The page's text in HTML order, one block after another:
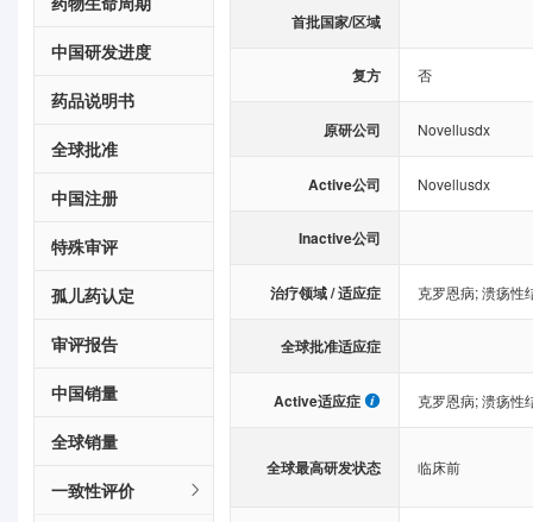
中国研发进度
药品说明书
全球批准
中国注册
特殊审评
孤儿药认定
审评报告
中国销量
全球销量
一致性评价
首批国家/区域
复方 否
原研公司 Novellusdx
Active公司 Novellusdx
Inactive公司
治疗领域 / 适应症 克罗恩病;溃疡性
全球批准适应症
Active适应症 克罗恩病;溃疡性
全球最高研发状态 临床前